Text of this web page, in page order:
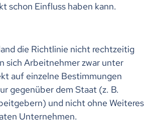
schon Einfluss haben kann.
die Richtlinie nicht rechtzeitig
sich Arbeitnehmer zwar unter
auf einzelne Bestimmungen
gegenüber dem Staat (z. B.
und nicht ohne Weiteres
Unternehmen.